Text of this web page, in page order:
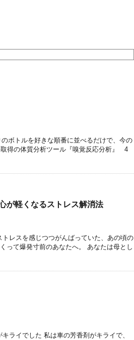
ボトルを好きな順番に並べるだけで、今の
得の体質分析ツール『嗅覚反応分析』 4
が軽くなるストレス解消法
レスを感じつつがんばっていた、あの頃の
て爆発寸前のあなたへ。 あなたは母とし
ライでした 私は車の芳香剤がキライで、